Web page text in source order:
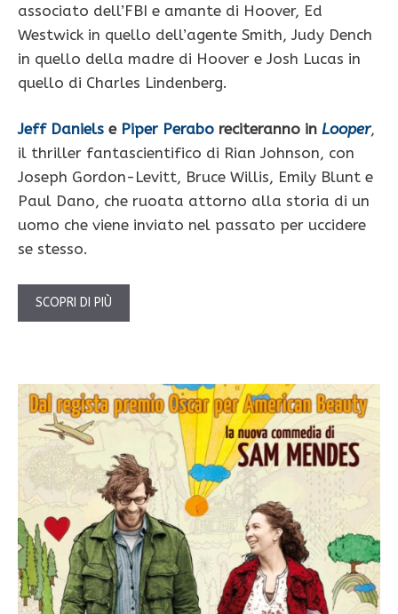
associato dell’FBI e amante di Hoover, Ed
Westwick in quello dell’agente Smith, Judy Dench
in quello della madre di Hoover e Josh Lucas in
quello di Charles Lindenberg.
Jeff Daniels e Piper Perabo reciteranno in Looper,
il thriller fantascientifico di Rian Johnson, con
Joseph Gordon-Levitt, Bruce Willis, Emily Blunt e
Paul Dano, che ruoata attorno alla storia di un
uomo che viene inviato nel passato per uccidere
se stesso.
SCOPRI DI PIÙ